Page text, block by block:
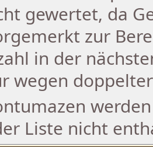
gewertet, da
zur
in der
wegen
Liste nicht